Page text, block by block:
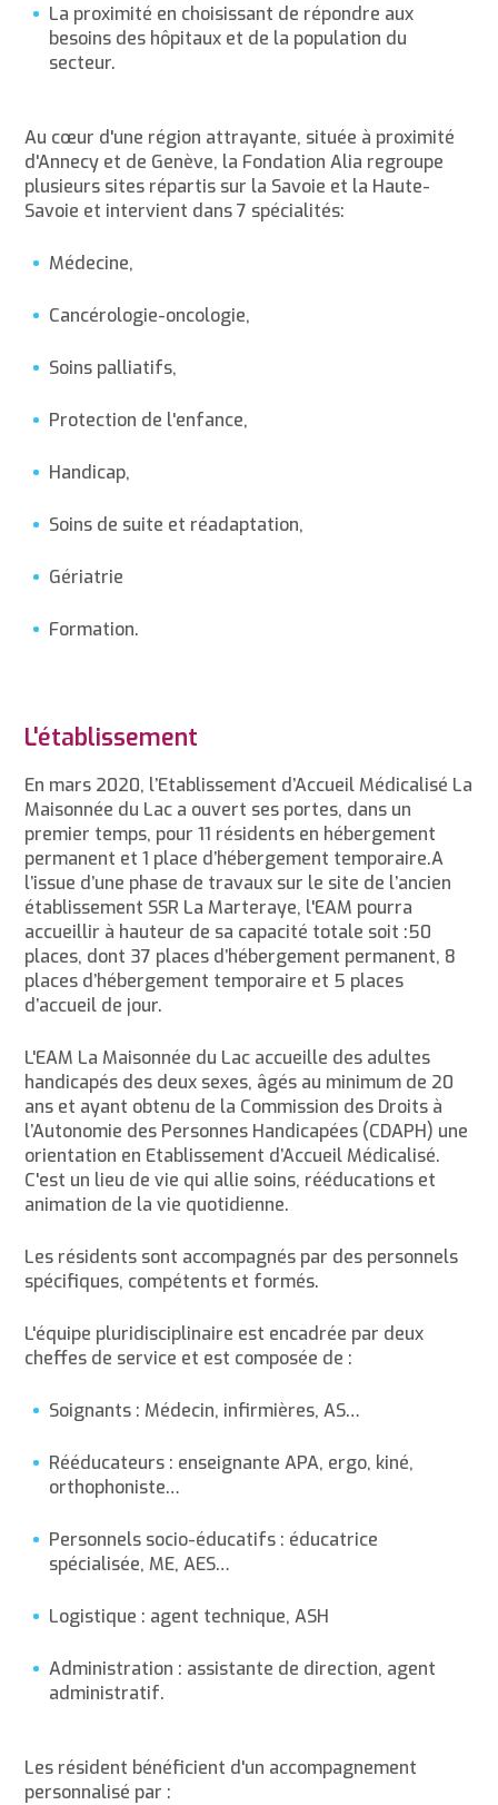
La proximité en choisissant de répondre aux
besoins des hôpitaux et de la population du
secteur.
Au cœur d'une région attrayante, située à proximité
d'Annecy et de Genève, la Fondation Alia regroupe
plusieurs sites répartis sur la Savoie et la Haute-
Savoie et intervient dans 7 spécialités:
Médecine,
Cancérologie-oncologie,
Soins palliatifs,
Protection de l'enfance,
Handicap,
Soins de suite et réadaptation,
Gériatrie
Formation.
L'établissement
En mars 2020, l’Etablissement d’Accueil Médicalisé La
Maisonnée du Lac a ouvert ses portes, dans un
premier temps, pour 11 résidents en hébergement
permanent et 1 place d’hébergement temporaire.A
l’issue d’une phase de travaux sur le site de l’ancien
établissement SSR La Marteraye, l'EAM pourra
accueillir à hauteur de sa capacité totale soit :50
places, dont 37 places d’hébergement permanent, 8
places d’hébergement temporaire et 5 places
d’accueil de jour.
L'EAM La Maisonnée du Lac accueille des adultes
handicapés des deux sexes, âgés au minimum de 20
ans et ayant obtenu de la Commission des Droits à
l’Autonomie des Personnes Handicapées (CDAPH) une
orientation en Etablissement d’Accueil Médicalisé.
C'est un lieu de vie qui allie soins, rééducations et
animation de la vie quotidienne.
Les résidents sont accompagnés par des personnels
spécifiques, compétents et formés.
L'équipe pluridisciplinaire est encadrée par deux
cheffes de service et est composée de :
Soignants : Médecin, infirmières, AS…
Rééducateurs : enseignante APA, ergo, kiné,
orthophoniste…
Personnels socio-éducatifs : éducatrice
spécialisée, ME, AES…
Logistique : agent technique, ASH
Administration : assistante de direction, agent
administratif.
Les résident bénéficient d'un accompagnement
personnalisé par :